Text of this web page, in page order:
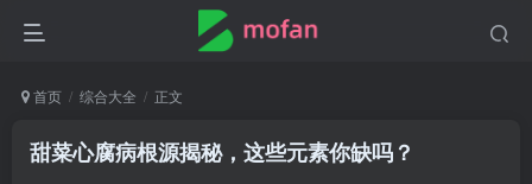
首页 综合大全 正文
甜菜心腐病根源揭秘，这些元素你缺吗？